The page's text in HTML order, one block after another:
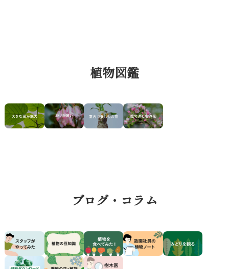
植物図鑑
ブログ・コラム